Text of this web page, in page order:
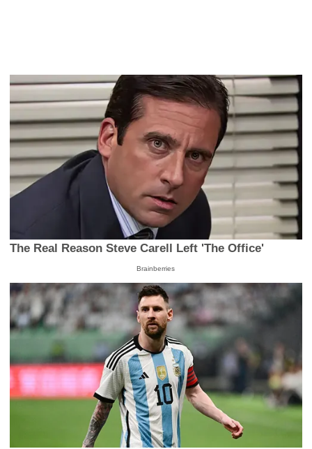
The Real Reason Steve Carell Left 'The Office'
Brainberries